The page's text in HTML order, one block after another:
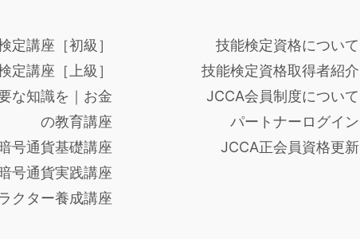
定講座［初級］
定講座［上級］
な知識を｜お金
の教育講座
号通貨基礎講座
号通貨実践講座
クター養成講座
技能検定資格について
技能検定資格取得者紹介
JCCA会員制度について
パートナーログイン
JCCA正会員資格更新